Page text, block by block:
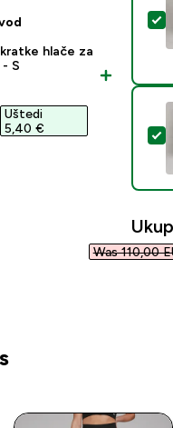
hlače za
S
price
Uštedi
5,40 €‎
Was 110,00